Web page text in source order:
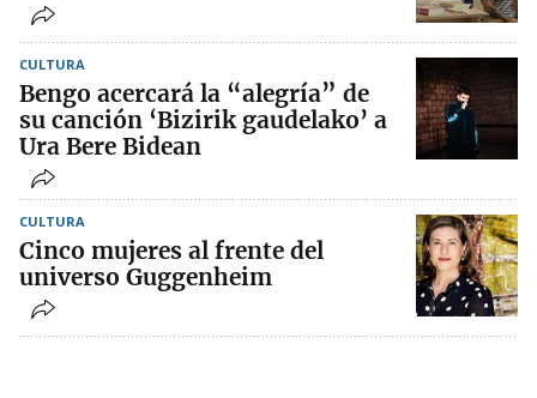
CULTURA
Bengo acercará la “alegría” de
su canción ‘Bizirik gaudelako’ a
Ura Bere Bidean
CULTURA
Cinco mujeres al frente del
universo Guggenheim